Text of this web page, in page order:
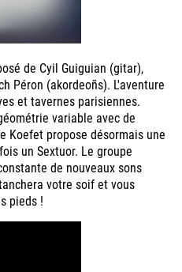
de Cyil Guiguian (gitar),
Péron (akordeoñs). L'aventure
et tavernes parisiennes.
variable avec de
Koefet propose désormais une
un Sextuor. Le groupe
de nouveaux sons
votre soif et vous
pieds !